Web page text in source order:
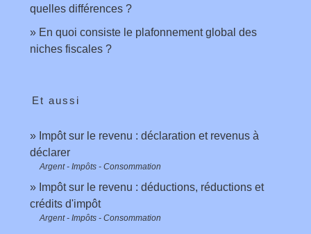
quelles différences ?
En quoi consiste le plafonnement global des
niches fiscales ?
Et aussi
Impôt sur le revenu : déclaration et revenus à
déclarer
Argent - Impôts - Consommation
Impôt sur le revenu : déductions, réductions et
crédits d'impôt
Argent - Impôts - Consommation